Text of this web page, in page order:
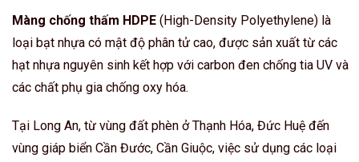
Màng chống thấm HDPE (High-Density Polyethylene) là
loại bạt nhựa có mật độ phân tử cao, được sản xuất từ các
hạt nhựa nguyên sinh kết hợp với carbon đen chống tia UV và
các chất phụ gia chống oxy hóa.
Tại Long An, từ vùng đất phèn ở Thạnh Hóa, Đức Huệ đến
vùng giáp biển Cần Đước, Cần Giuộc, việc sử dụng các loại